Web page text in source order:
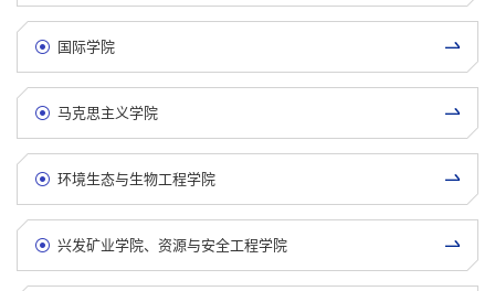
国际学院
马克思主义学院
环境生态与生物工程学院
兴发矿业学院、资源与安全工程学院